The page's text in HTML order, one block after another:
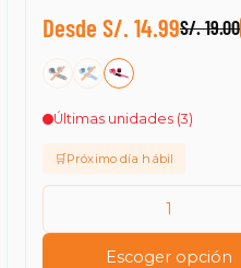
Desde S/. 14.99S/. 19.00
Últimas unidades (3)
🛒Próximo día hábil
Escoger opción